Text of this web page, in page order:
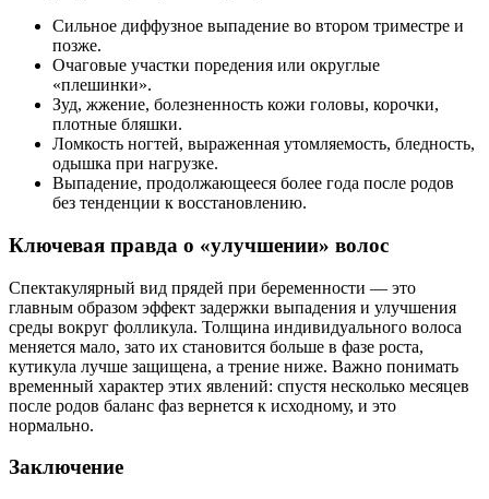
Сильное диффузное выпадение во втором триместре и
позже.
Очаговые участки поредения или округлые
«плешинки».
Зуд, жжение, болезненность кожи головы, корочки,
плотные бляшки.
Ломкость ногтей, выраженная утомляемость, бледность,
одышка при нагрузке.
Выпадение, продолжающееся более года после родов
без тенденции к восстановлению.
Ключевая правда о «улучшении» волос
Спектакулярный вид прядей при беременности — это
главным образом эффект задержки выпадения и улучшения
среды вокруг фолликула. Толщина индивидуального волоса
меняется мало, зато их становится больше в фазе роста,
кутикула лучше защищена, а трение ниже. Важно понимать
временный характер этих явлений: спустя несколько месяцев
после родов баланс фаз вернется к исходному, и это
нормально.
Заключение